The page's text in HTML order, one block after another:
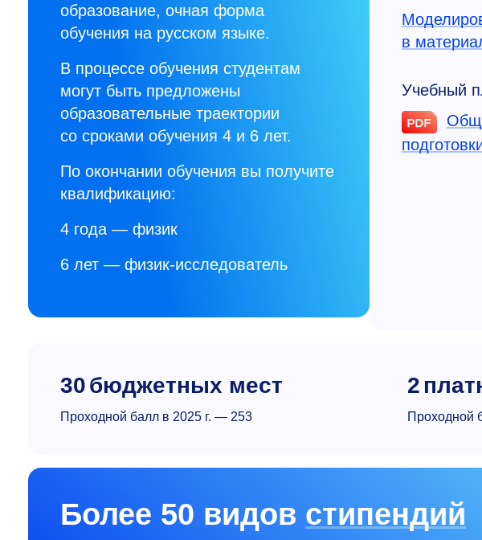
образование, очная форма
обучения на русском языке.
В процессе обучения студентам
могут быть предложены
образовательные траектории
со сроками обучения 4 и 6 лет.
По окончании обучения вы получите
квалификацию:
4 года — физик
6 лет — физик-исследователь
в
Учебный
30бюджетных мест
Проходной балл в 2025 г. — 253
2
Проходной
Более 50 видов стипендий